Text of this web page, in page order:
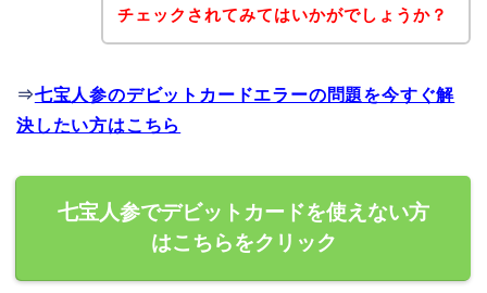
チェックされてみてはいかがでしょうか？
⇒七宝人参のデビットカードエラーの問題を今すぐ解
決したい方はこちら
七宝人参でデビットカードを使えない方
はこちらをクリック